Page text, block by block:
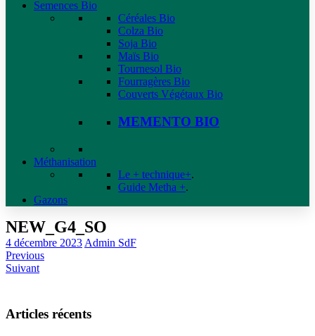
Semences Bio
Céréales Bio
Colza Bio
Soja Bio
Maïs Bio
Tournesol Bio
Fourragères Bio
Couverts Végétaux Bio
MEMENTO BIO
Méthanisation
Le + technique+.
Guide Metha +.
Gazons
NEW_G4_SO
4 décembre 2023 Admin SdF
Previous
Suivant
Articles récents